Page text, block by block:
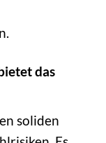
das
soliden